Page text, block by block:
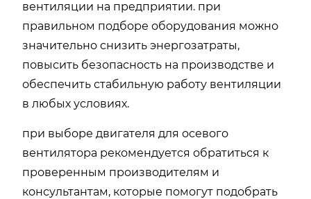
вентиляции на предприятии. при
правильном подборе оборудования можно
значительно снизить энергозатраты,
повысить безопасность на производстве и
обеспечить стабильную работу вентиляции
в любых условиях.
при выборе двигателя для осевого
вентилятора рекомендуется обратиться к
проверенным производителям и
консультантам, которые помогут подобрать